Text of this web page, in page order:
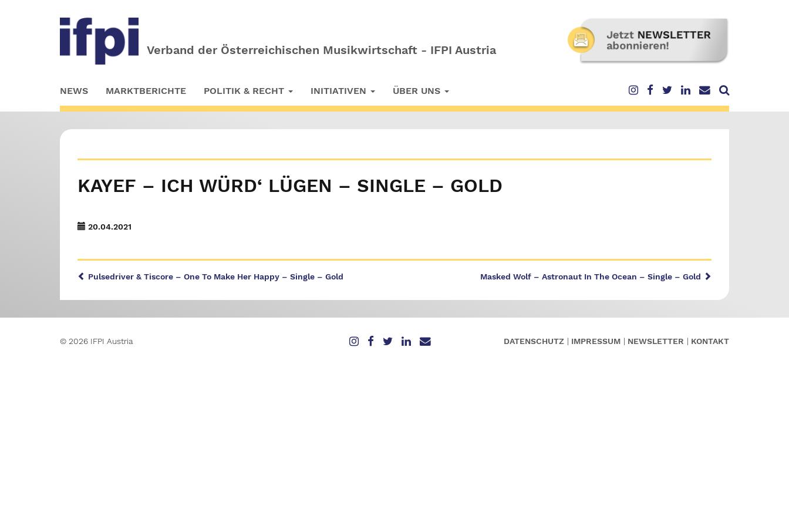
Verband der Österreichischen Musikwirtschaft - IFPI Austria
to
main
NEWS MARKTBERICHTE POLITIK & RECHT INITIATIVEN ÜBER UNS
KAYEF – ICH WÜRD‘ LÜGEN – SINGLE – GOLD
20.04.2021
Masked Wolf – Astronaut In The Ocean – Single – Gold
Pulsedriver & Tiscore – One To Make Her Happy – Single – Gold
© 2026 IFPI Austria DATENSCHUTZ IMPRESSUM NEWSLETTER KONTAKT